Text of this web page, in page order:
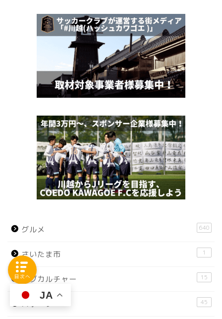
グルメ 640
さいたま市 1
サブカルチャー 15
スポーツ 45
JA
目次へ